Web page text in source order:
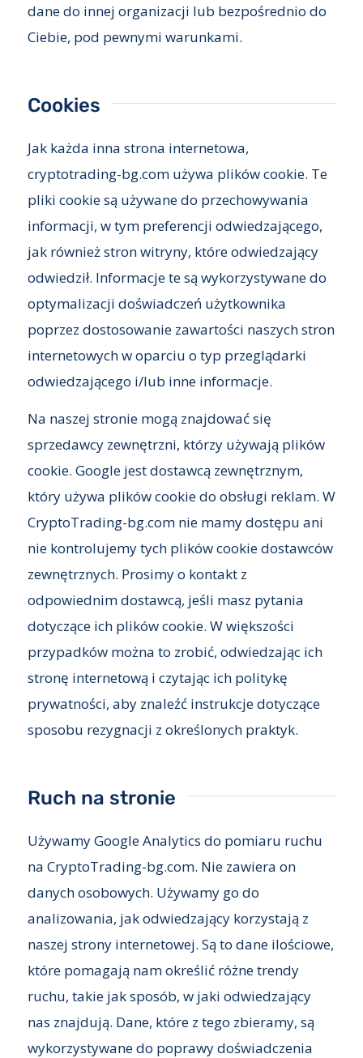
dane do innej organizacji lub bezpośrednio do
Ciebie, pod pewnymi warunkami.
Cookies
Jak każda inna strona internetowa,
cryptotrading-bg.com używa plików cookie. Te
pliki cookie są używane do przechowywania
informacji, w tym preferencji odwiedzającego,
jak również stron witryny, które odwiedzający
odwiedził. Informacje te są wykorzystywane do
optymalizacji doświadczeń użytkownika
poprzez dostosowanie zawartości naszych stron
internetowych w oparciu o typ przeglądarki
odwiedzającego i/lub inne informacje.
Na naszej stronie mogą znajdować się
sprzedawcy zewnętrzni, którzy używają plików
cookie. Google jest dostawcą zewnętrznym,
który używa plików cookie do obsługi reklam. W
CryptoTrading-bg.com nie mamy dostępu ani
nie kontrolujemy tych plików cookie dostawców
zewnętrznych. Prosimy o kontakt z
odpowiednim dostawcą, jeśli masz pytania
dotyczące ich plików cookie. W większości
przypadków można to zrobić, odwiedzając ich
stronę internetową i czytając ich politykę
prywatności, aby znaleźć instrukcje dotyczące
sposobu rezygnacji z określonych praktyk.
Ruch na stronie
Używamy Google Analytics do pomiaru ruchu
na CryptoTrading-bg.com. Nie zawiera on
danych osobowych. Używamy go do
analizowania, jak odwiedzający korzystają z
naszej strony internetowej. Są to dane ilościowe,
które pomagają nam określić różne trendy
ruchu, takie jak sposób, w jaki odwiedzający
nas znajdują. Dane, które z tego zbieramy, są
wykorzystywane do poprawy doświadczenia